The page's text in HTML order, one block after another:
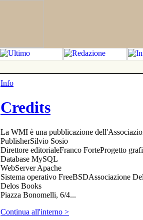
Info
Credits
La WMI è una pubblicazione
PublisherSilvio Sosio
Direttore editorialeFranco ForteProgetto
Database MySQL
WebServer Apache
Sistema operativo FreeBSDAssociazione
Delos Books
Piazza Bonomelli, 6/4...
Continua all'interno >